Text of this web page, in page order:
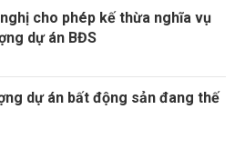
cho phép kế thừa nghĩa vụ
dự án BĐS
dự án bất động sản đang thế